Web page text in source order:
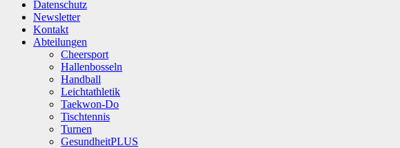
Datenschutz
Newsletter
Kontakt
Abteilungen
Cheersport
Hallenbosseln
Handball
Leichtathletik
Taekwon-Do
Tischtennis
Turnen
GesundheitPLUS